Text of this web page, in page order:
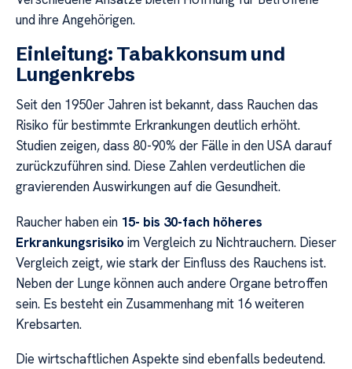
und ihre Angehörigen.
Einleitung: Tabakkonsum und
Lungenkrebs
Seit den 1950er Jahren ist bekannt, dass Rauchen das
Risiko für bestimmte Erkrankungen deutlich erhöht.
Studien zeigen, dass 80-90% der Fälle in den USA darauf
zurückzuführen sind. Diese Zahlen verdeutlichen die
gravierenden Auswirkungen auf die Gesundheit.
Raucher haben ein 15- bis 30-fach höheres
Erkrankungsrisiko im Vergleich zu Nichtrauchern. Dieser
Vergleich zeigt, wie stark der Einfluss des Rauchens ist.
Neben der Lunge können auch andere Organe betroffen
sein. Es besteht ein Zusammenhang mit 16 weiteren
Krebsarten.
Die wirtschaftlichen Aspekte sind ebenfalls bedeutend.